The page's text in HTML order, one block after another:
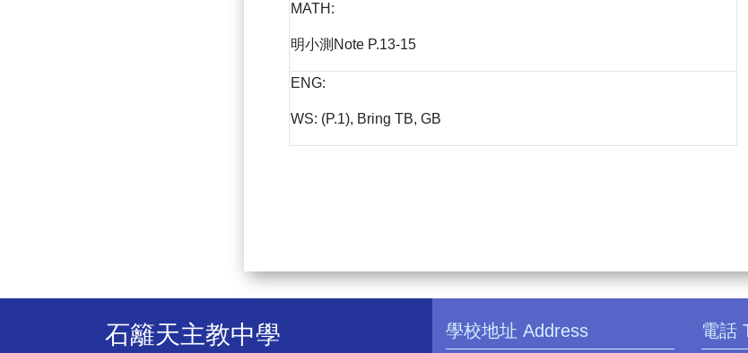
MATH:
明小測Note P.13-15
ENG:
WS: (P.1), Bring TB, GB
石籬天主教中學 學校地址 Address 電話